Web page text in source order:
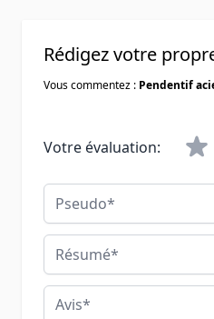
Rédigez votre
Vous commentez : Pendentif
Votre évaluation:
Pseudo
Résumé
Avis